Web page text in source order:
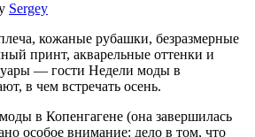
Sergey
кожаные рубашки, безразмерные
принт, акварельные оттенки и
— гости Недели моды в
в чем встречать осень.
в Копенгагене (она завершилась
особое внимание: дело в том, что